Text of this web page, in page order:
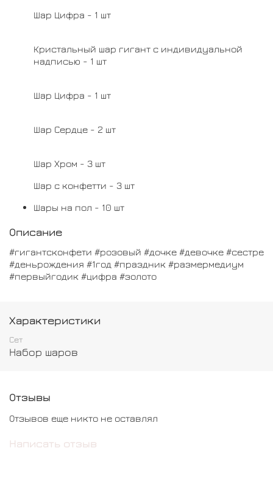
Шар Цифра - 1 шт
Кристальный шар гигант с индивидуальной
надписью - 1 шт
Шар Цифра - 1 шт
Шар Сердце - 2 шт
Шар Хром - 3 шт
Шар с конфетти - 3 шт
Шары на пол - 10 шт
Описание
#гигантсконфети #розовый #дочке #девочке #сестре
#деньрождения #1год #праздник #размермедиум
#первыйгодик #цифра #золото
Характеристики
Сет
Набор шаров
Отзывы
Отзывов еще никто не оставлял
Написать отзыв